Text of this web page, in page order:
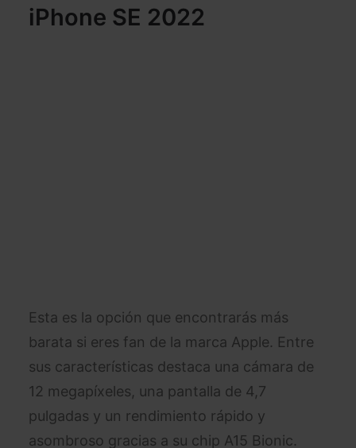
iPhone SE 2022
Esta es la opción que encontrarás más
barata si eres fan de la marca Apple. Entre
sus características destaca una cámara de
12 megapíxeles, una pantalla de 4,7
pulgadas y un rendimiento rápido y
asombroso gracias a su chip A15 Bionic.